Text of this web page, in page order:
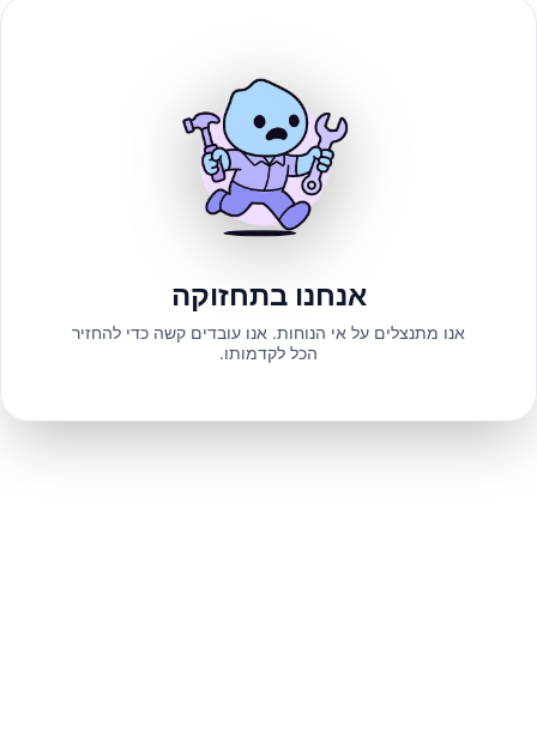
אנחנו בתחזוקה
אנו מתנצלים על אי הנוחות. אנו עובדים קשה כדי להחזיר
הכל לקדמותו.